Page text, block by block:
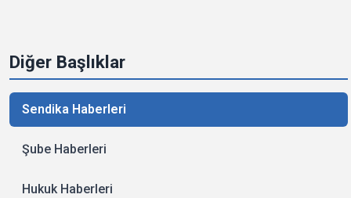
Diğer Başlıklar
Sendika Haberleri
Şube Haberleri
Hukuk Haberleri